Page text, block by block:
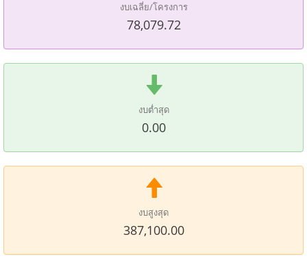
งบเฉลี่ย/โครงการ
78,079.72
งบต่ำสุด
0.00
งบสูงสุด
387,100.00